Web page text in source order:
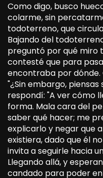
Como digo, busco
colarme, sin
todoterreno, que
Bajando del
preguntó por qué miro
contesté que para
encontraba por
"¿Sin embargo,
respondí: "A ver cómo
forma. Mala cara del
saber qué hacer; me
explicarlo y negar que
existiera, dado que él
invita a seguirle hacia
Llegando allá, y
candado para poder